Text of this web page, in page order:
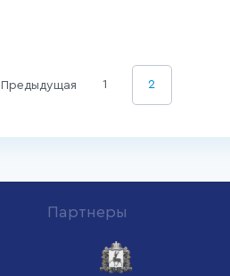
Предыдущая 1 2
Партнеры